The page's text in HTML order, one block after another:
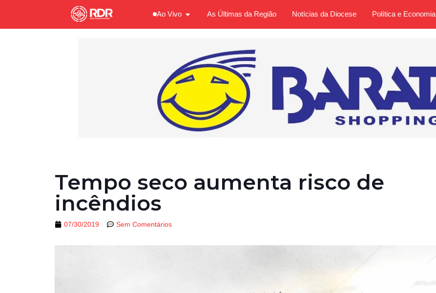
Ao Vivo As Últimas da Região Notícias da Diocese Política e Economia
Tempo seco aumenta risco de
incêndios
07/30/2019 Sem Comentários